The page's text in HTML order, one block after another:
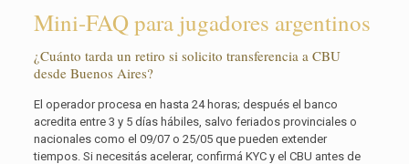
Mini-FAQ para jugadores argentinos
¿Cuánto tarda un retiro si solicito transferencia a CBU
desde Buenos Aires?
El operador procesa en hasta 24 horas; después el banco
acredita entre 3 y 5 días hábiles, salvo feriados provinciales o
nacionales como el 09/07 o 25/05 que pueden extender
tiempos. Si necesitás acelerar, confirmá KYC y el CBU antes de